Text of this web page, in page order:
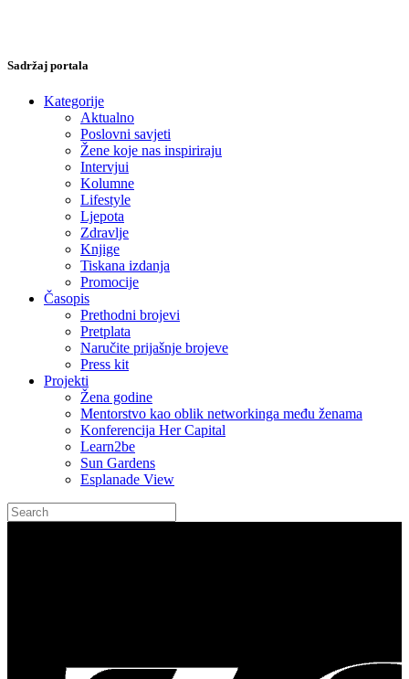
Sadržaj portala
Kategorije
Aktualno
Poslovni savjeti
Žene koje nas inspiriraju
Intervjui
Kolumne
Lifestyle
Ljepota
Zdravlje
Knjige
Tiskana izdanja
Promocije
Časopis
Prethodni brojevi
Pretplata
Naručite prijašnje brojeve
Press kit
Projekti
Žena godine
Mentorstvo kao oblik networkinga među ženama
Konferencija Her Capital
Learn2be
Sun Gardens
Esplanade View